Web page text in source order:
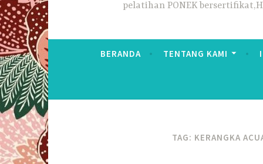
pelatihan PONEK
BERANDA TENTANG KAMI
TAG: KERANGKA